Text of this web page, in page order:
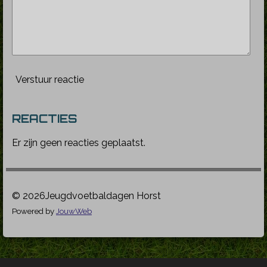
Verstuur reactie
REACTIES
Er zijn geen reacties geplaatst.
© 2026Jeugdvoetbaldagen Horst
Powered by JouwWeb